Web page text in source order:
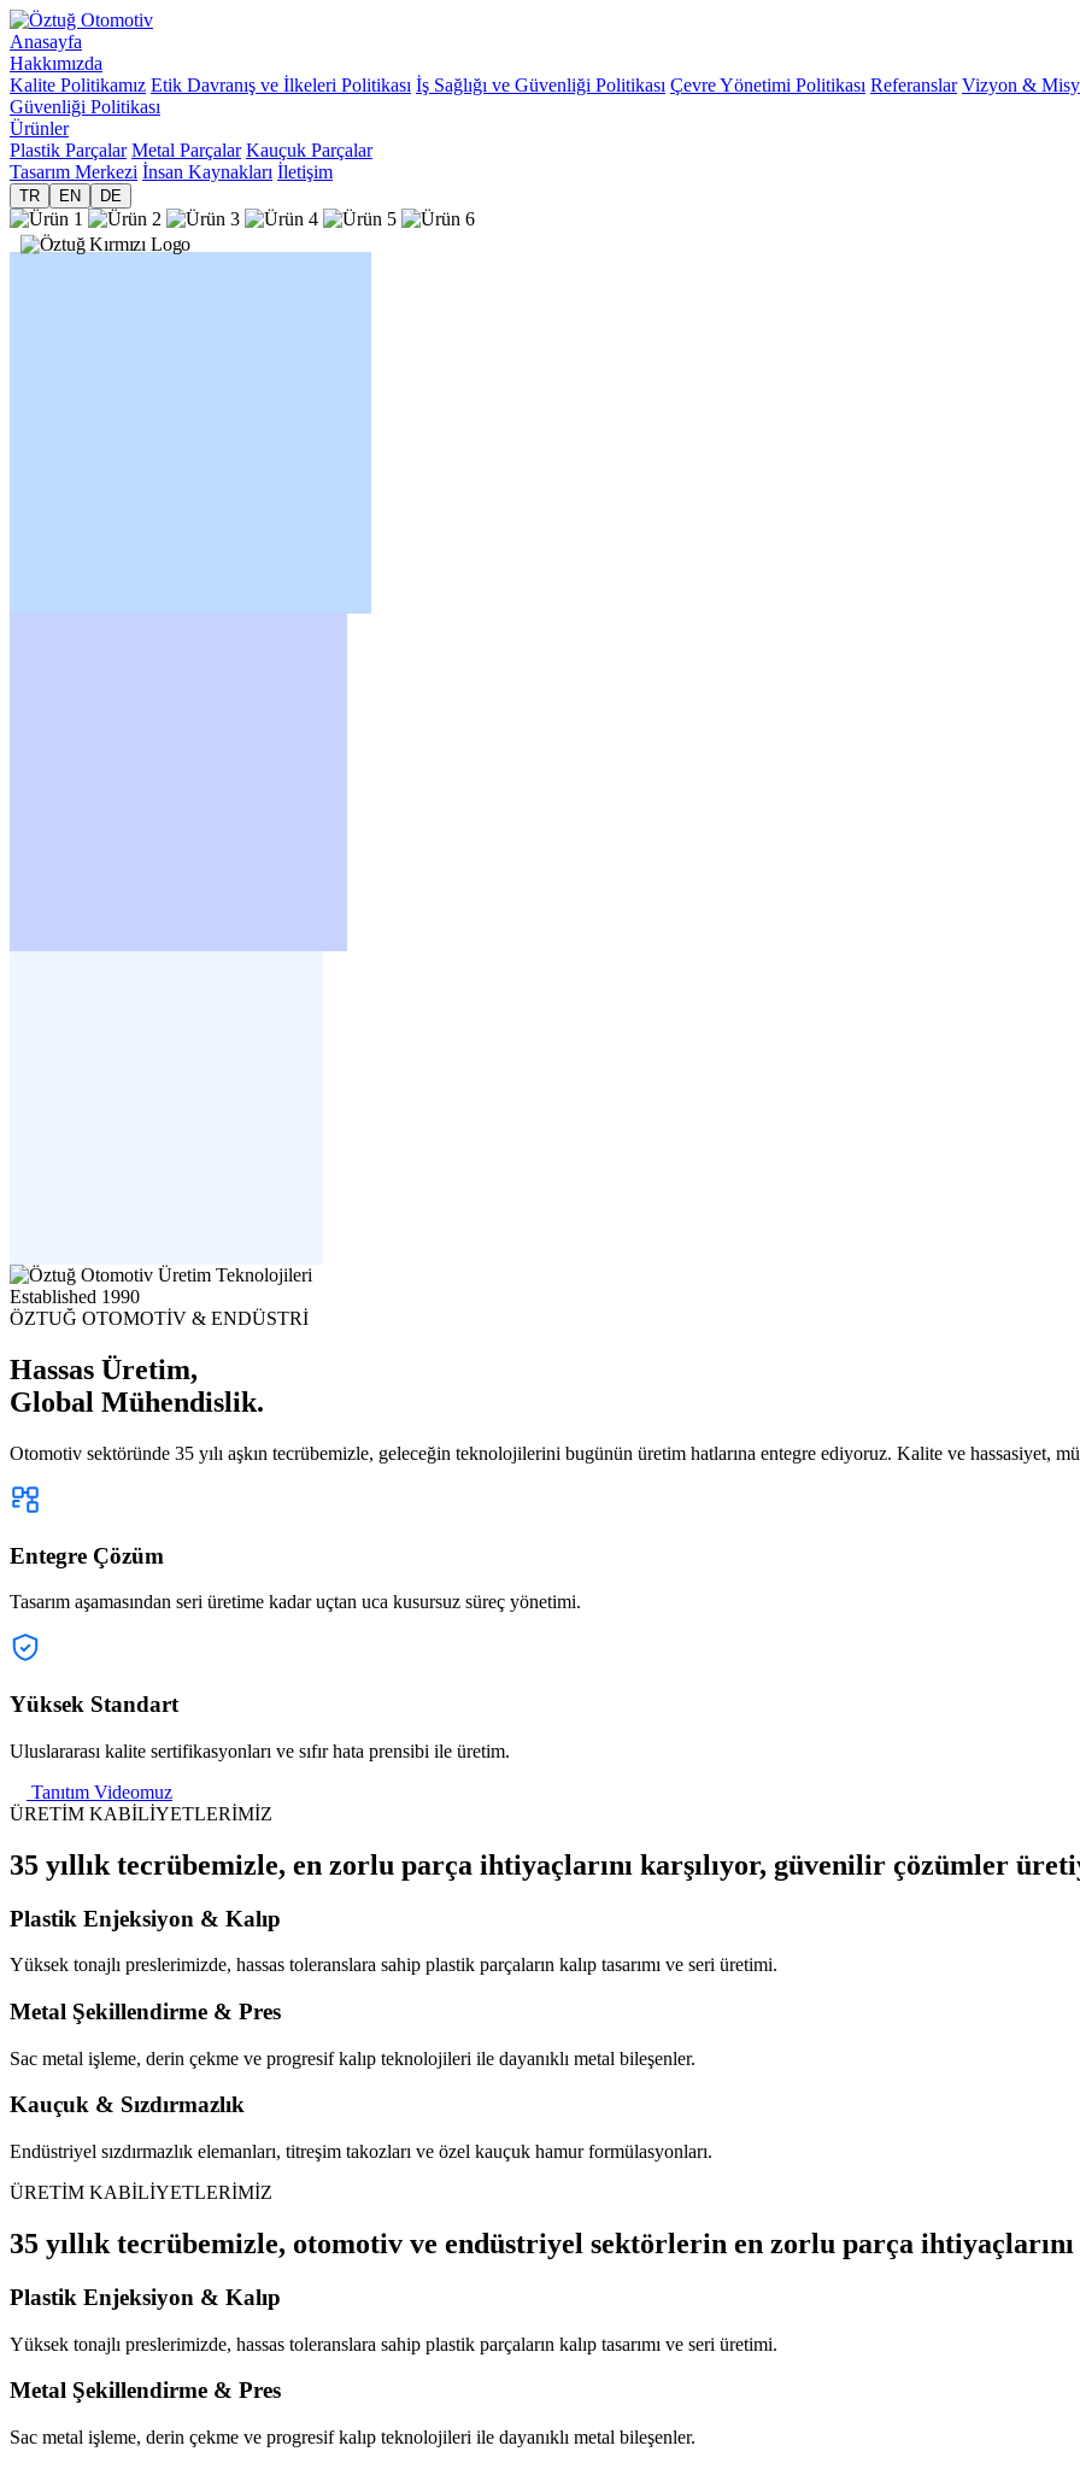
Anasayfa
Hakkımızda
Kalite Politikamız Etik Davranış ve İlkeleri Politikası İş Sağlığı ve Güvenliği Politikası Çevre Yönetimi Politikası Referanslar Vizyon &
Güvenliği Politikası
Ürünler
Plastik Parçalar Metal Parçalar Kauçuk Parçalar
Tasarım Merkezi İnsan Kaynakları İletişim
TR EN DE
Established 1990
ÖZTUĞ OTOMOTİV & ENDÜSTRİ
Hassas Üretim,
Global Mühendislik.
Otomotiv sektöründe 35 yılı aşkın tecrübemizle, geleceğin teknolojilerini bugünün üretim hatlarına entegre ediyoruz. Kalite ve hassasiyet,
Entegre Çözüm
Tasarım aşamasından seri üretime kadar uçtan uca kusursuz süreç yönetimi.
Yüksek Standart
Uluslararası kalite sertifikasyonları ve sıfır hata prensibi ile üretim.
Tanıtım Videomuz
ÜRETİM KABİLİYETLERİMİZ
35 yıllık tecrübemizle, en zorlu parça ihtiyaçlarını karşılıyor, güvenilir çözümler
Plastik Enjeksiyon & Kalıp
Yüksek tonajlı preslerimizde, hassas toleranslara sahip plastik parçaların kalıp tasarımı ve seri üretimi.
Metal Şekillendirme & Pres
Sac metal işleme, derin çekme ve progresif kalıp teknolojileri ile dayanıklı metal bileşenler.
Kauçuk & Sızdırmazlık
Endüstriyel sızdırmazlık elemanları, titreşim takozları ve özel kauçuk hamur formülasyonları.
ÜRETİM KABİLİYETLERİMİZ
35 yıllık tecrübemizle, otomotiv ve endüstriyel sektörlerin en zorlu parça
Plastik Enjeksiyon & Kalıp
Yüksek tonajlı preslerimizde, hassas toleranslara sahip plastik parçaların kalıp tasarımı ve seri üretimi.
Metal Şekillendirme & Pres
Sac metal işleme, derin çekme ve progresif kalıp teknolojileri ile dayanıklı metal bileşenler.